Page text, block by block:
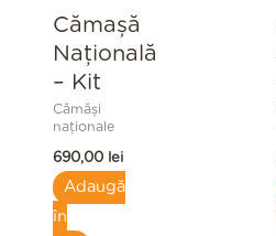
Cămașă
Națională
– Kit
Cămăși
naționale
690,00 lei
Adaugă
în